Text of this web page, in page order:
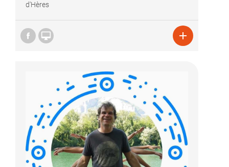
d'Hères
 